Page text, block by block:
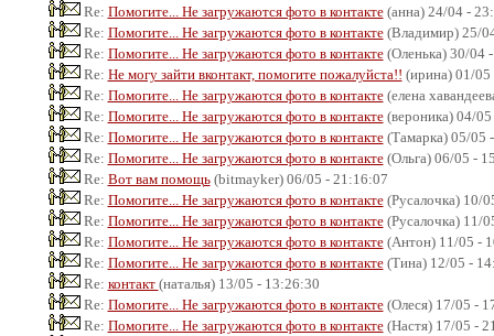
Re: Помогите... Не загружаются фото в контакте(анна) 24/04 -
Re: Помогите... Не загружаются фото в контакте(Владимир) 25/
Re: Помогите... Не загружаются фото в контакте(Оленька) 30/04
Re: Не могу зайти вконтакт, помогите пожалуйста!! (ирина) 01/
Re: Помогите... Не загружаются фото в контакте(елена
Re: Помогите... Не загружаются фото в контакте(вероника) 04/
Re: Помогите... Не загружаются фото в контакте(Тамарка) 05/05
Re: Помогите... Не загружаются фото в контакте(Ольга) 06/05 -
Re: Вот вам помощь(bitmayker) 06/05 - 21:16:07
Re: Помогите... Не загружаются фото в контакте(Русалочка) 10/
Re: Помогите... Не загружаются фото в контакте(Русалочка) 11/
Re: Помогите... Не загружаются фото в контакте(Антон) 11/05 -
Re: Помогите... Не загружаются фото в контакте(Тина) 12/05 -
Re: контакт (наталья) 13/05 - 13:26:30
Re: Помогите... Не загружаются фото в контакте(Олеся) 17/05 -
Re: Помогите... Не загружаются фото в контакте(Настя) 17/05 -